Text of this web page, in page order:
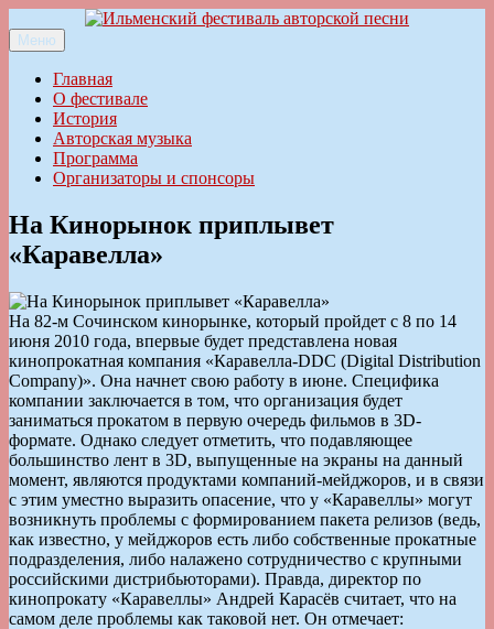
к
содержимому
Ильменский фестиваль авторской песни
Меню
Главная
О фестивале
История
Авторская музыка
Программа
Организаторы и спонсоры
На Кинорынок приплывет
«Каравелла»
На 82-м Сочинском кинорынке, который пройдет с 8 по 14
июня 2010 года, впервые будет представлена новая
кинопрокатная компания «Каравелла-DDC (Digital Distribution
Company)». Она начнет свою работу в июне. Специфика
компании заключается в том, что организация будет
заниматься прокатом в первую очередь фильмов в 3D-
формате. Однако следует отметить, что подавляющее
большинство лент в 3D, выпущенные на экраны на данный
момент, являются продуктами компаний-мейджоров, и в связи
с этим уместно выразить опасение, что у «Каравеллы» могут
возникнуть проблемы с формированием пакета релизов (ведь,
как известно, у мейджоров есть либо собственные прокатные
подразделения, либо налажено сотрудничество с крупными
российскими дистрибьюторами). Правда, директор по
кинопрокату «Каравеллы» Андрей Карасёв считает, что на
самом деле проблемы как таковой нет. Он отмечает: